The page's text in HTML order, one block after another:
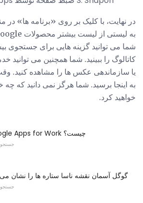
در نهایت، با کلیک بر روی «برنامه ها» در
شما می توانید گزینه هایی برای جستجوی
کاتالوگ را ببینید. شما همچنین می توانید
یا سازماندهی عکس ها را مشاهده کنید.
به اینجا برسید. شما هرگز نمی دانید که چه
خواهید کرد.
Google Apps for Work چیست؟
گوگل آسمان نقشه ناسا ستاره ها را نشان